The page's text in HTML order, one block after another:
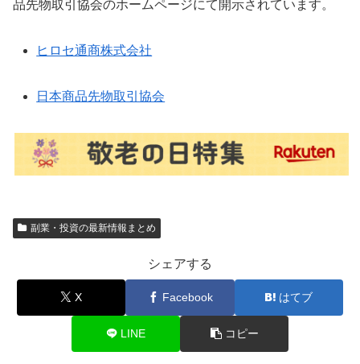
品先物取引協会のホームページにて開示されています。
ヒロセ通商株式会社
日本商品先物取引協会
副業・投資の最新情報まとめ
シェアする
X Facebook はてブ
LINE コピー